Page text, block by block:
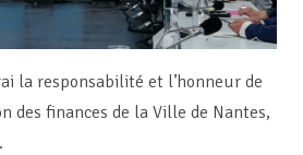
la responsabilité et l’honneur de
des finances de la Ville de Nantes,